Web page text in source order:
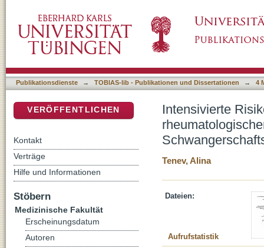
– wird der Schwangerschaftsausgang
Publikationsdienste → TOBIAS-lib - Publikationen und Dissertationen → 4
Intensivierte
Tenev, Alina
Dateien:
Aufrufstatistik
VERÖFFENTLICHEN
Kontakt
Verträge
Hilfe und Informationen
Stöbern
Medizinische Fakultät
Erscheinungsdatum
Autoren